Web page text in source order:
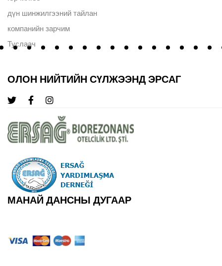
дүн шинжилгээний тайлан
компанийн зарчим
Туслаач
ОЛОН НИЙТИЙН СҮЛЖЭЭНД ЭРСАГ
МАНАЙ ДАНСНЫ ДУГААР